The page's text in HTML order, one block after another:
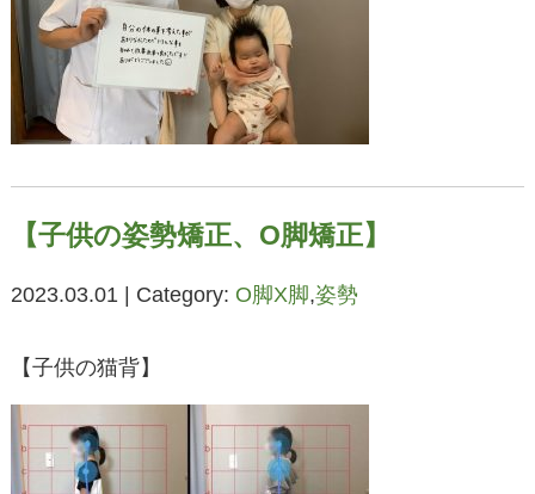
【子供の姿勢矯正、O脚矯正】
2023.03.01 | Category: O脚X脚,姿勢
【子供の猫背】